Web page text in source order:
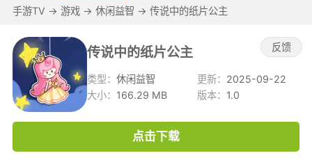
手游TV -> 游戏-> 休闲益智 -> 传说中的纸片公主
传说中的纸片公主 反馈
类型：休闲益智 更新： 2025-09-22
大小： 166.29 MB 版本： 1.0
点击下载